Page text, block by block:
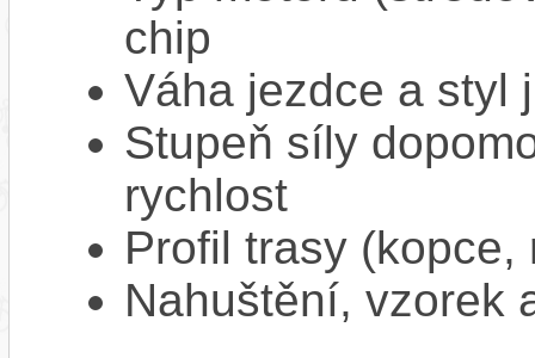
chip
Váha jezdce a styl
Stupeň síly
rychlost
Profil trasy
Nahuštění, vzorek